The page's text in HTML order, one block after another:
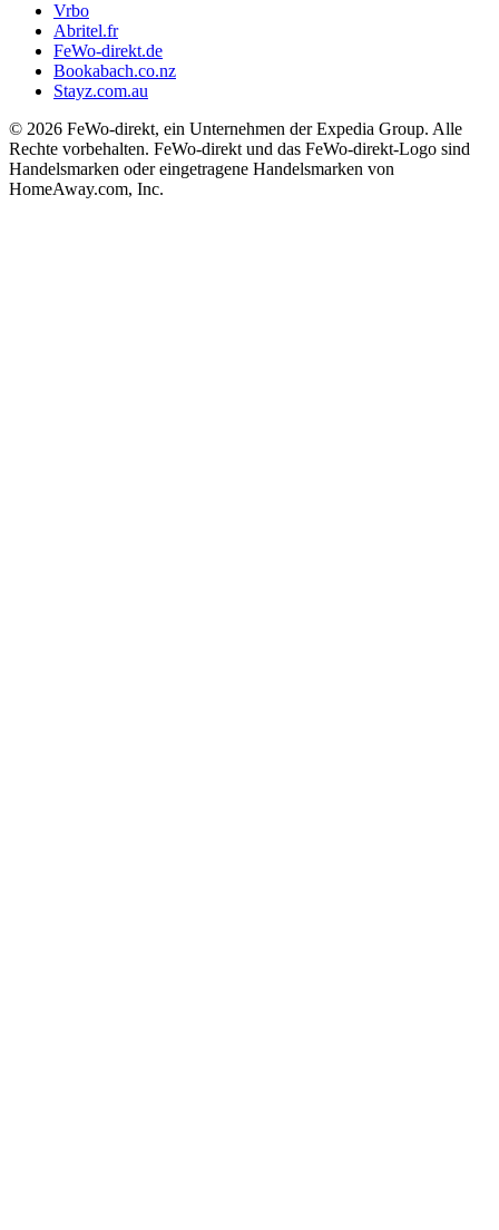
Vrbo
Abritel.fr
FeWo-direkt.de
Bookabach.co.nz
Stayz.com.au
© 2026 FeWo-direkt, ein Unternehmen der Expedia Group. Alle
Rechte vorbehalten. FeWo-direkt und das FeWo-direkt-Logo sind
Handelsmarken oder eingetragene Handelsmarken von
HomeAway.com, Inc.